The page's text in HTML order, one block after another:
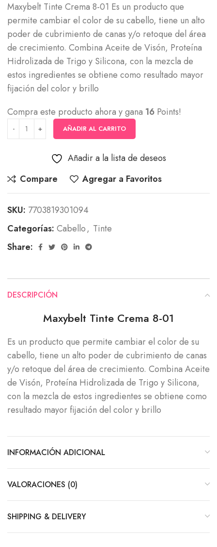
Maxybelt Tinte Crema 8-01 Es un producto que
permite cambiar el color de su cabello, tiene un alto
poder de cubrimiento de canas y/o retoque del área
de crecimiento. Combina Aceite de Visón, Proteína
Hidrolizada de Trigo y Silicona, con la mezcla de
estos ingredientes se obtiene como resultado mayor
fijación del color y brillo
Compra este producto ahora y gana 16 Points!
AÑADIR AL CARRITO
Añadir a la lista de deseos
Compare
Agregar a Favoritos
SKU: 7703819301094
Categorías: Cabello, Tinte
Share:
DESCRIPCIÓN
Maxybelt Tinte Crema 8-01
Es un producto que permite cambiar el color de su
cabello, tiene un alto poder de cubrimiento de canas
y/o retoque del área de crecimiento. Combina Aceite
de Visón, Proteína Hidrolizada de Trigo y Silicona,
con la mezcla de estos ingredientes se obtiene como
resultado mayor fijación del color y brillo
INFORMACIÓN ADICIONAL
VALORACIONES (0)
SHIPPING & DELIVERY